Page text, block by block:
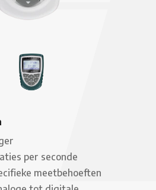
per seconde
meetbehoeften